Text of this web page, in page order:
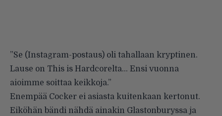
”Se (Instagram-postaus) oli tahallaan kryptinen.
Lause on This is Hardcorelta… Ensi vuonna
aioimme soittaa keikkoja.”
Enempää Cocker ei asiasta kuitenkaan kertonut.
Eiköhän bändi nähdä ainakin Glastonburyssa ja